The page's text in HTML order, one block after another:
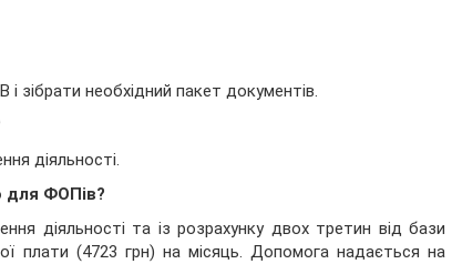
зібрати необхідний пакет документів.
діяльності.
для ФОПів?
діяльності та із розрахунку двох третин від бази
плати (4723 грн) на місяць. Допомога надається на